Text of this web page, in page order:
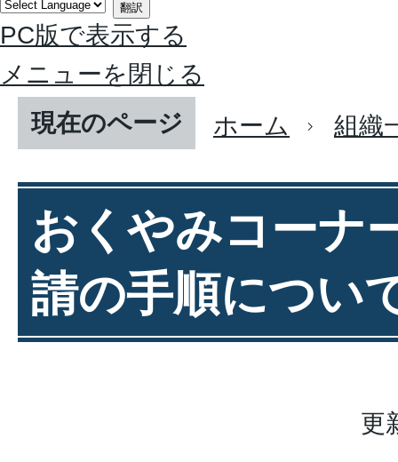
翻訳
PC版で表示する
メニューを閉じる
現在のページ
ホーム 組織
おくやみコーナ
請の手順につい
更